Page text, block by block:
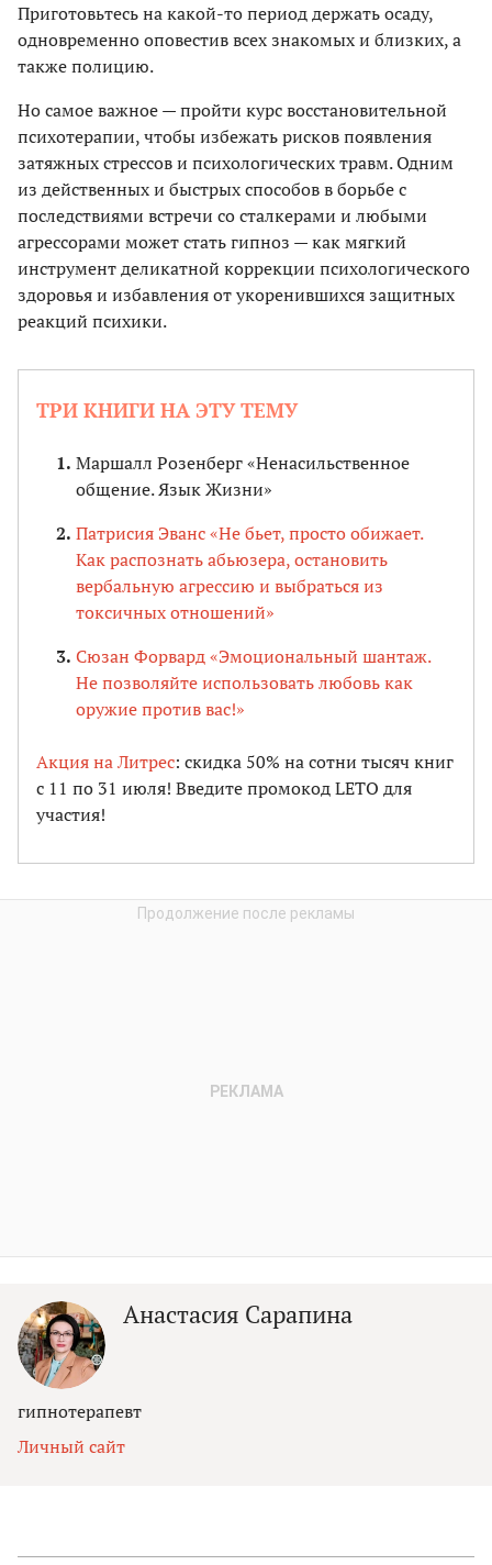
Приготовьтесь на какой-то период держать осаду,
одновременно оповестив всех знакомых и близких, а
также полицию.
Но самое важное — пройти курс восстановительной
психотерапии, чтобы избежать рисков появления
затяжных стрессов и психологических травм. Одним
из действенных и быстрых способов в борьбе с
последствиями встречи со сталкерами и любыми
агрессорами может стать гипноз — как мягкий
инструмент деликатной коррекции психологического
здоровья и избавления от укоренившихся защитных
реакций психики.
ТРИ КНИГИ НА ЭТУ ТЕМУ
Маршалл Розенберг «Ненасильственное
общение. Язык Жизни»
Патрисия Эванс «Не бьет, просто обижает.
Как распознать абьюзера, остановить
вербальную агрессию и выбраться из
токсичных отношений»
Сюзан Форвард «Эмоциональный шантаж.
Не позволяйте использовать любовь как
оружие против вас!»
Акция на Литрес: скидка 50% на сотни тысяч книг
с 11 по 31 июля! Введите промокод LETO для
участия!
Анастасия Сарапина
гипнотерапевт
Личный сайт